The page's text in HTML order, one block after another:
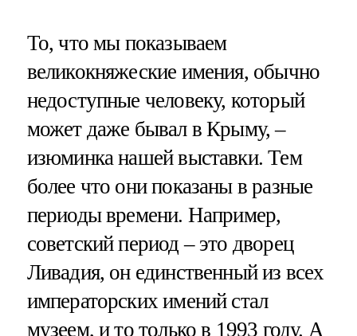
То, что мы показываем
великокняжеские имения, обычно
недоступные человеку, который
может даже бывал в Крыму, –
изюминка нашей выставки. Тем
более что они показаны в разные
периоды времени. Например,
советский период – это дворец
Ливадия, он единственный из всех
императорских имений стал
музеем, и то только в 1993 году. А